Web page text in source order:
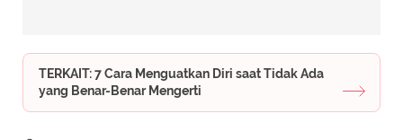
TERKAIT: 7 Cara Menguatkan Diri saat Tidak Ada
yang Benar-Benar Mengerti